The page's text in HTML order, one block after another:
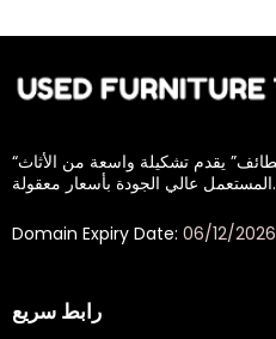
“أفضل شراء أثاث مستعمل في الطائف” يقدم تشكيلة واسعة من الأثاث
المستعمل عالي الجودة بأسعار معقولة.
Domain Expiry Date: 06/12/2026
رابط سريع